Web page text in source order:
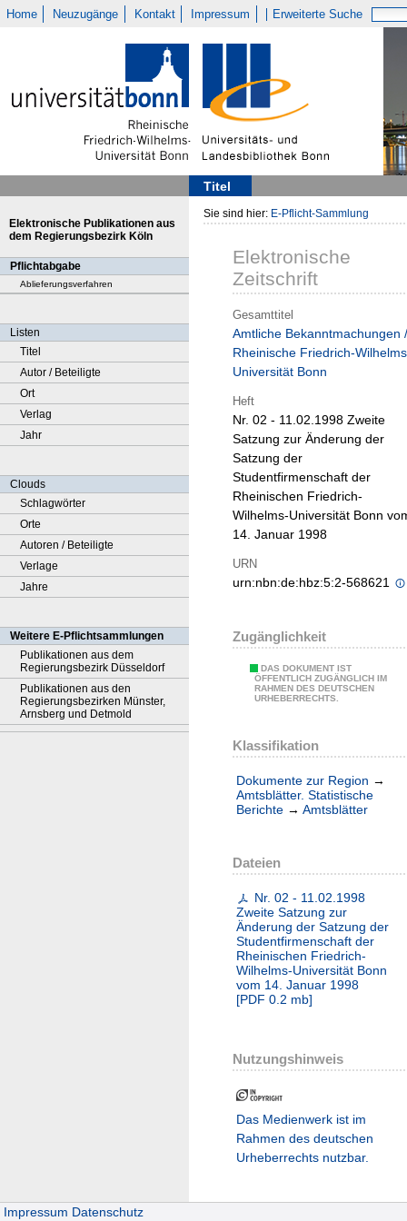
Home Neuzugänge Kontakt Impressum Erweiterte Suche
Titel
Elektronische Publikationen aus
dem Regierungsbezirk Köln
Pflichtabgabe
Ablieferungsverfahren
Listen
Titel
Autor / Beteiligte
Ort
Verlag
Jahr
Clouds
Schlagwörter
Orte
Autoren / Beteiligte
Verlage
Jahre
Weitere E-Pflichtsammlungen
Publikationen aus dem
Regierungsbezirk Düsseldorf
Publikationen aus den
Regierungsbezirken Münster,
Arnsberg und Detmold
Sie sind hier: E-Pflicht-Sammlung
Elektronische
Zeitschrift
Gesamttitel
Amtliche Bekanntmachungen /
Rheinische Friedrich-
Universität Bonn
Heft
Nr. 02 - 11.02.1998 Zweite
Satzung zur Änderung der
Satzung der
Studentfirmenschaft der
Rheinischen Friedrich-
Wilhelms-Universität Bonn
14. Januar 1998
URN
urn:nbn:de:hbz:5:2-568621
Zugänglichkeit
DAS DOKUMENT IST
ÖFFENTLICH ZUGÄNGLICH IM
RAHMEN DES DEUTSCHEN
URHEBERRECHTS.
Klassifikation
Dokumente zur Region →
Amtsblätter. Statistische
Berichte → Amtsblätter
Dateien
Nr. 02 - 11.02.1998
Zweite Satzung zur
Änderung der Satzung der
Studentfirmenschaft der
Rheinischen Friedrich-
Wilhelms-Universität Bonn
vom 14. Januar 1998
[PDF 0.2 mb]
Nutzungshinweis
Das Medienwerk ist im
Rahmen des deutschen
Urheberrechts nutzbar.
Impressum Datenschutz